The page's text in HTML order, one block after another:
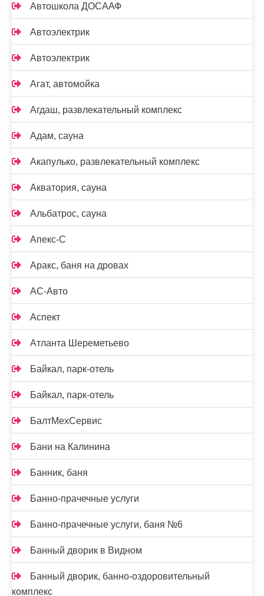
Автошкола ДОСААФ
Автоэлектрик
Автоэлектрик
Агат, автомойка
Агдаш, развлекательный комплекс
Адам, сауна
Акапулько, развлекательный комплекс
Акватория, сауна
Альбатрос, сауна
Апекс-С
Аракс, баня на дровах
АС-Авто
Аспект
Атланта Шереметьево
Байкал, парк-отель
Байкал, парк-отель
БалтМехСервис
Бани на Калинина
Банник, баня
Банно-прачечные услуги
Банно-прачечные услуги, баня №6
Банный дворик в Видном
Банный дворик, банно-оздоровительный
комплекс